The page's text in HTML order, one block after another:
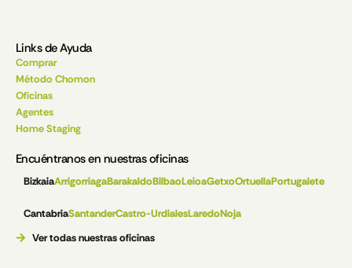
Links de Ayuda
Comprar
Método Chomon
Oficinas
Agentes
Home Staging
Encuéntranos en nuestras oficinas
BizkaiaArrigorriagaBarakaldoBilbaoLeioaGetxoOrtuellaPortugalete
CantabriaSantanderCastro-UrdialesLaredoNoja
Ver todas nuestras oficinas